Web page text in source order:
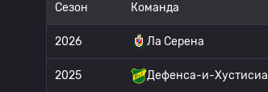
Сезон Команда
2026 Ла Серена
2025 Дефенса-и-Хустисиа